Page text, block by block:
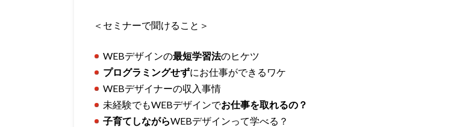
＜セミナーで聞けること＞
WEBデザインの最短学習法のヒケツ
プログラミングせずにお仕事ができるワケ
WEBデザイナーの収入事情
未経験でもWEBデザインでお仕事を取れるの？
子育てしながらWEBデザインって学べる？